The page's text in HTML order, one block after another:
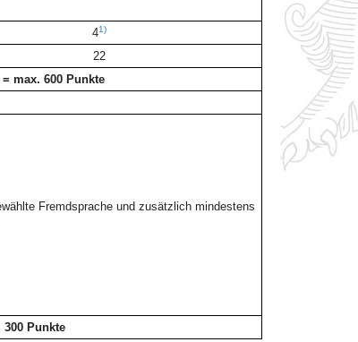
41)
22
max. 600 Punkte
Fremdsprache und zusätzlich mindestens
Punkte